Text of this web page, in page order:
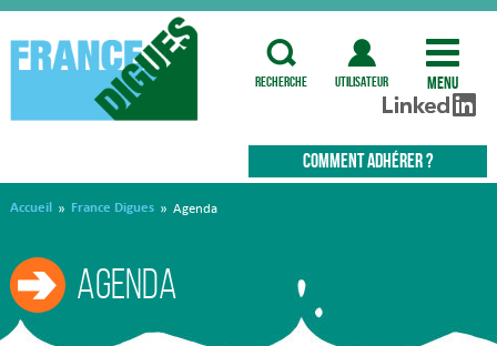
recherche utilisateur Menu
COMMENT ADHÉRER ?
Accueil » France Digues » Agenda
Agenda